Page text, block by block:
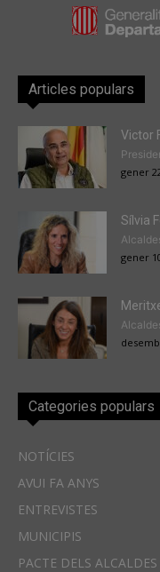
Articles populars
Victor
gener
Sílvia
gener
Categories populars
NOTÍCIES
AVUI FA ANYS
ENTREVISTES
MUNICIPIS
PACTE DELS ALCALDES